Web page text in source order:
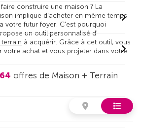
construire une maison ? La
implique d'acheter en même temps
votre futur foyer. C'est pourquoi
un outil personnalisé d'
à acquérir. Grâce à cet outil, vous
votre achat et vous projeter dans votre
offres de Maison + Terrain